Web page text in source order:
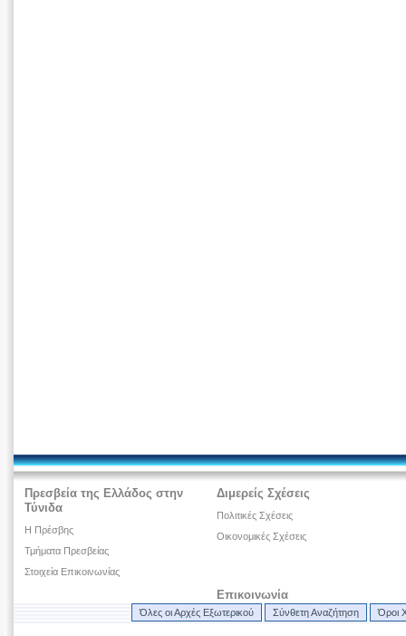
Πρεσβεία της Ελλάδος στην
Τύνιδα
H Πρέσβης
Τμήματα Πρεσβείας
Στοιχεία Επικοινωνίας
Διμερείς Σχέσεις
Πολιτικές Σχέσεις
Οικονομικές Σχέσεις
Επικοινωνία
Όλες οι Αρχές Εξωτερικού Σύνθετη Αναζήτηση Όροι